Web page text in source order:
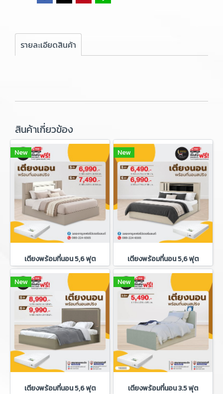
รายละเอียดสินค้า
สินค้าเกี่ยวข้อง
New
เตียงพร้อมที่นอน 5,6 ฟุต
New
เตียงพร้อมที่นอน 5,6 ฟุต
New
เตียงพร้อมที่นอน 5,6 ฟุต
New
เตียงพร้อมที่นอน 3.5 ฟุต